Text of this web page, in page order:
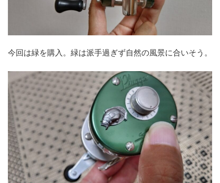
今回は緑を購入。緑は派手過ぎず自然の風景に合いそう。